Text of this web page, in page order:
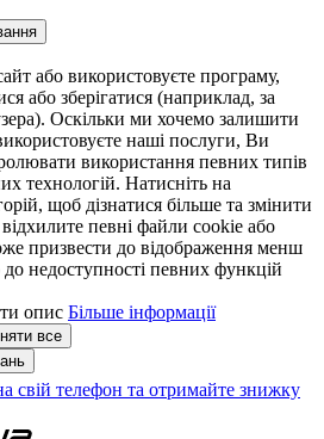
або використовуєте програму,
або зберігатися (наприклад, за
Оскільки ми хочемо залишити
наші послуги, Ви
використання певних типів
технологій. Натисніть на
щоб дізнатися більше та змінити
певні файли cookie або
призвести до відображення менш
до недоступності певних функцій
опис Більше інформації
все
свій телефон та отримайте знижку